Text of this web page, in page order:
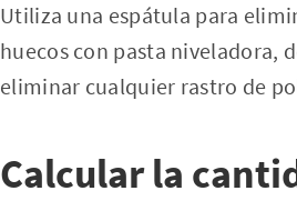
Utiliza una espátula para
huecos con pasta niveladora,
eliminar cualquier rastro de
Calcular la